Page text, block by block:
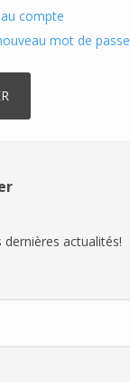
compte
mot de passe
actualités!